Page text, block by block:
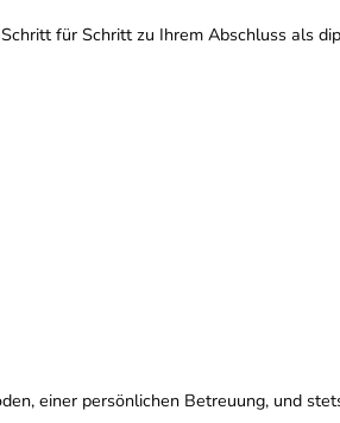
für Schritt zu Ihrem Abschluss als
einer persönlichen Betreuung, und